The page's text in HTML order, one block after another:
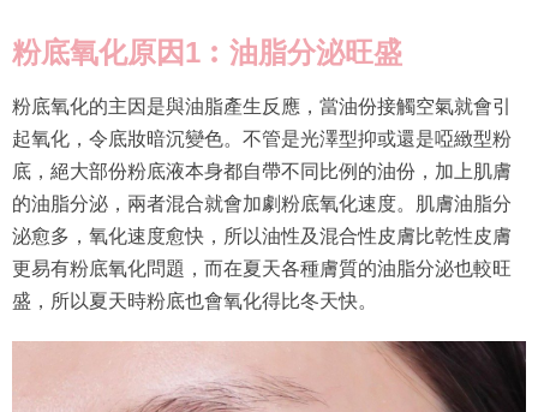
粉底氧化原因1︰油脂分泌旺盛
粉底氧化的主因是與油脂產生反應，當油份接觸空氣就會引
起氧化，令底妝暗沉變色。不管是光澤型抑或還是啞緻型粉
底，絕大部份粉底液本身都自帶不同比例的油份，加上肌膚
的油脂分泌，兩者混合就會加劇粉底氧化速度。肌膚油脂分
泌愈多，氧化速度愈快，所以油性及混合性皮膚比乾性皮膚
更易有粉底氧化問題，而在夏天各種膚質的油脂分泌也較旺
盛，所以夏天時粉底也會氧化得比冬天快。